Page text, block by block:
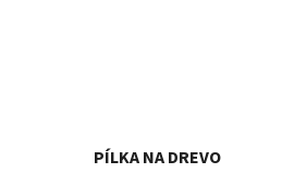
PÍLKA NA DREVO